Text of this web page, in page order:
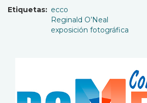
Etiquetas
ecco
Reginald O’Neal
exposición fotográfica